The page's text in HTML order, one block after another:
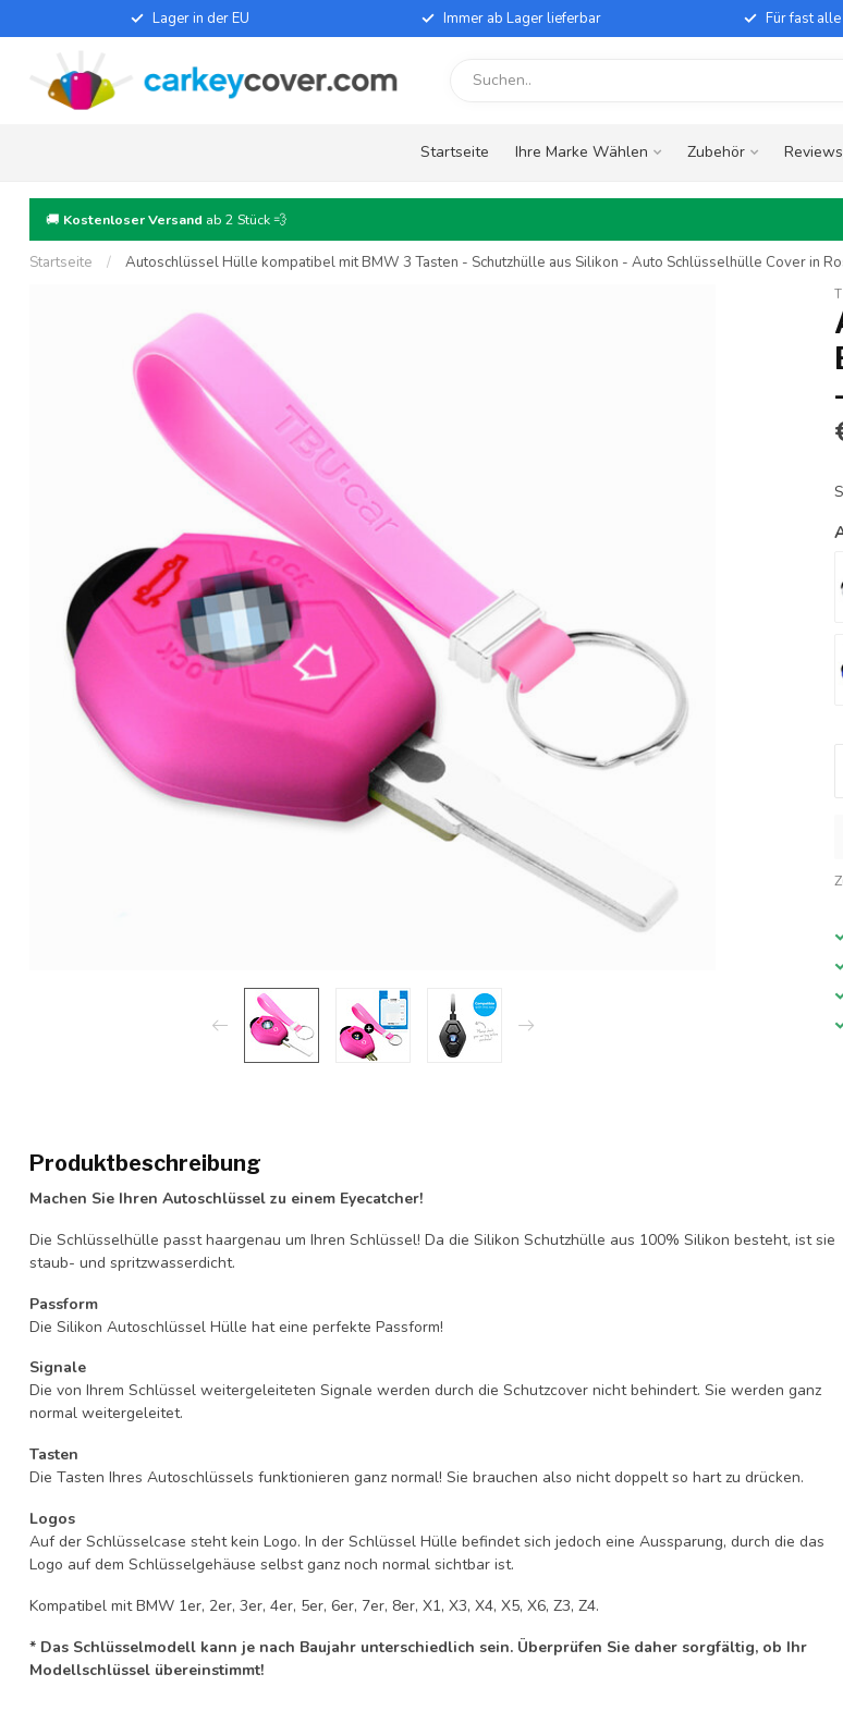
Lager in der EU Immer ab Lager lieferbar Für fast
Startseite Ihre Marke Wählen Zubehör Reviews
🚚 Kostenloser Versand ab 2 Stück 💨
Startseite / Autoschlüssel Hülle kompatibel mit BMW 3 Tasten - Schutzhülle aus Silikon - Auto Schlüsselhülle Cover in
Produktbeschreibung
Machen Sie Ihren Autoschlüssel zu einem Eyecatcher!
Die Schlüsselhülle passt haargenau um Ihren Schlüssel! Da die Silikon Schutzhülle aus 100% Silikon besteht, ist sie
staub- und spritzwasserdicht.
Passform
Die Silikon Autoschlüssel Hülle hat eine perfekte Passform!
Signale
Die von Ihrem Schlüssel weitergeleiteten Signale werden durch die Schutzcover nicht behindert. Sie werden ganz
normal weitergeleitet.
Tasten
Die Tasten Ihres Autoschlüssels funktionieren ganz normal! Sie brauchen also nicht doppelt so hart zu drücken.
Logos
Auf der Schlüsselcase steht kein Logo. In der Schlüssel Hülle befindet sich jedoch eine Aussparung, durch die das
Logo auf dem Schlüsselgehäuse selbst ganz noch normal sichtbar ist.
Kompatibel mit BMW 1er, 2er, 3er, 4er, 5er, 6er, 7er, 8er, X1, X3, X4, X5, X6, Z3, Z4.
* Das Schlüsselmodell kann je nach Baujahr unterschiedlich sein. Überprüfen Sie daher sorgfältig, ob Ihr
Modellschlüssel übereinstimmt!